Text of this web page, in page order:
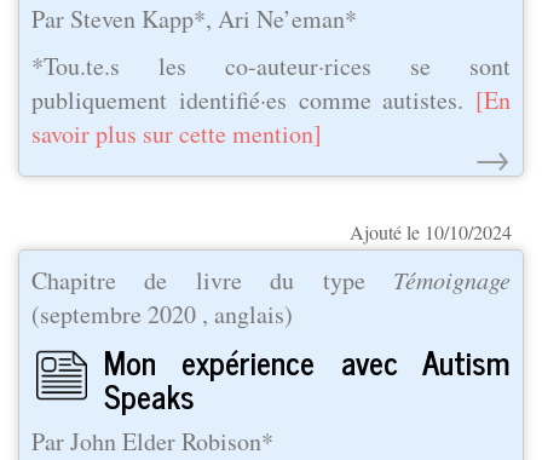
Par Steven Kapp*, Ari Ne’eman*
*Tou.te.s les co-auteur·rices se sont
publiquement identifié·es comme autistes. [En
savoir plus sur cette mention]
→
Ajouté le 10/10/2024
Chapitre de livre du type Témoignage
(septembre 2020 , anglais)
Mon expérience avec Autism
Speaks
Par John Elder Robison*